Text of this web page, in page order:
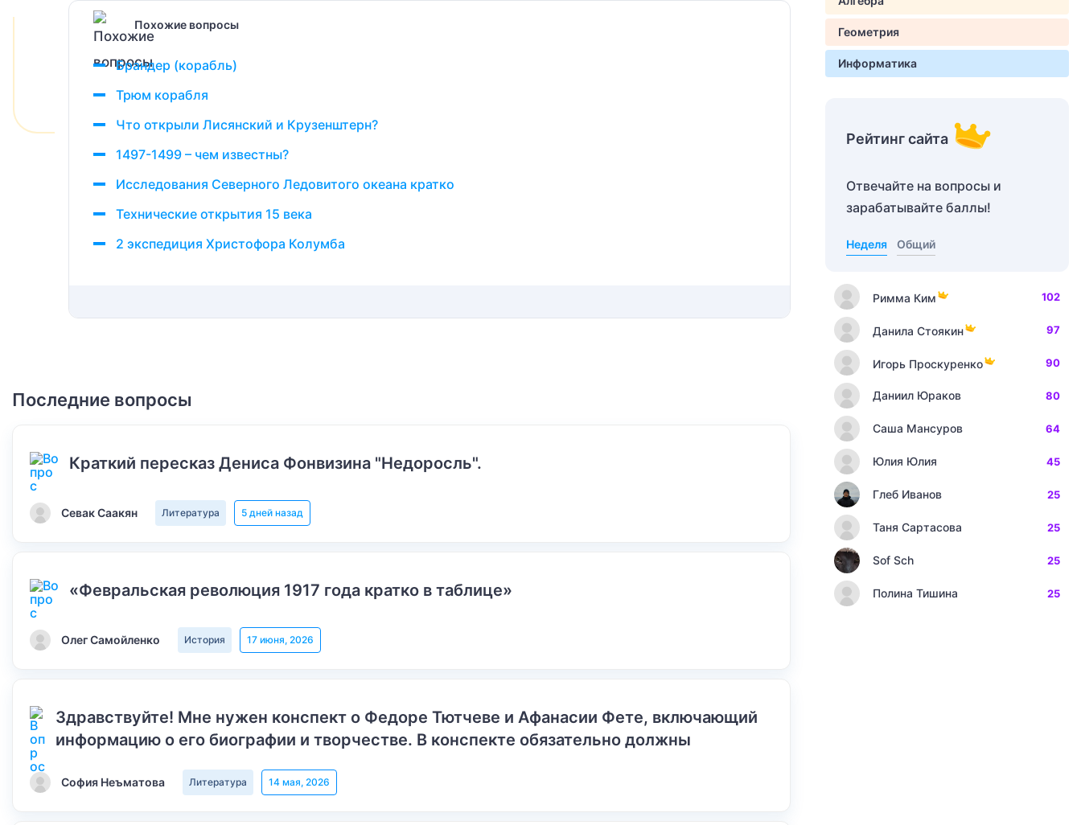
Похожие вопросы
Брандер (корабль)
Трюм корабля
Что открыли Лисянский и Крузенштерн?
1497-1499 – чем известны?
Исследования Северного Ледовитого океана кратко
Технические открытия 15 века
2 экспедиция Христофора Колумба
Последние вопросы
Краткий пересказ Дениса Фонвизина "Недоросль".
Севак Саакян Литература 5 дней назад
«Февральская революция 1917 года кратко в таблице»
Олег Самойленко История 17 июня, 2026
Здравствуйте! Мне нужен конспект о Федоре Тютчеве и Афанасии Фете, включающий
информацию о его биографии и творчестве. В конспекте обязательно должны
София Неъматова Литература 14 мая, 2026
Геометрия
Информатика
Рейтинг сайта
Отвечайте на вопросы и
зарабатывайте баллы!
Неделя Общий
Римма Ким 102
Данила Стоякин 97
Игорь Проскуренко 90
Даниил Юраков 80
Саша Мансуров 64
Юлия Юлия 45
Глеб Иванов 25
Таня Сартасова 25
Sof Sch 25
Полина Тишина 25